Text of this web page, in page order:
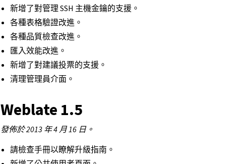
新增了對管理 SSH 主機金鑰的支援。
各種表格驗證改進。
各種品質檢查改進。
匯入效能改進。
新增了對建議投票的支援。
清理管理員介面。
Weblate 1.5
發佈於 2013 年 4 月 16 日。
請檢查手冊以瞭解升級指南。